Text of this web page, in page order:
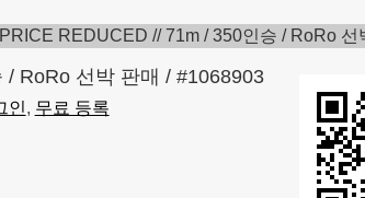
PRICE REDUCED // 71m / 350인승 / RoRo 선
RoRo 선박 판매 / #1068903
인, 무료 등록